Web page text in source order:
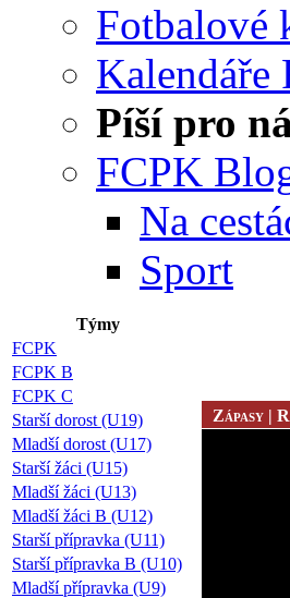
Fotbalové
Kalendáře
Píší pro
FCPK
Na
Sport
Týmy
FCPK
FCPK B
FCPK C
Starší dorost (U19)
Mladší dorost (U17)
Starší žáci (U15)
Mladší žáci (U13)
Mladší žáci B (U12)
Starší přípravka (U11)
Starší přípravka B (U10)
Mladší přípravka (U9)
Zápasy |